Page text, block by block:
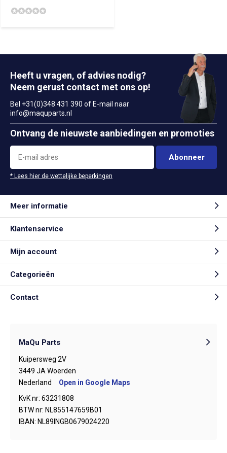
Heeft u vragen, of advies nodig?
Neem gerust contact met ons op!
Bel +31(0)348 431 390 of E-mail naar
info@maquparts.nl
Ontvang de nieuwste aanbiedingen en promoties
Abonneer
* Lees hier de wettelijke beperkingen
Meer informatie
Klantenservice
Mijn account
Categorieën
Contact
MaQu Parts
Kuipersweg 2V
3449 JA Woerden
Nederland
Open in Google Maps
KvK nr: 63231808
BTW nr: NL855147659B01
IBAN: NL89INGB0679024220